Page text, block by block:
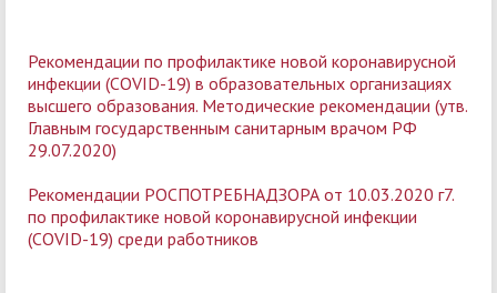
Рекомендации по профилактике новой коронавирусной
инфекции (COVID-19) в образовательных организациях
высшего образования. Методические рекомендации (утв.
Главным государственным санитарным врачом РФ
29.07.2020)
Рекомендации РОСПОТРЕБНАДЗОРА от 10.03.2020 г7.
по профилактике новой коронавирусной инфекции
(COVID-19) среди работников